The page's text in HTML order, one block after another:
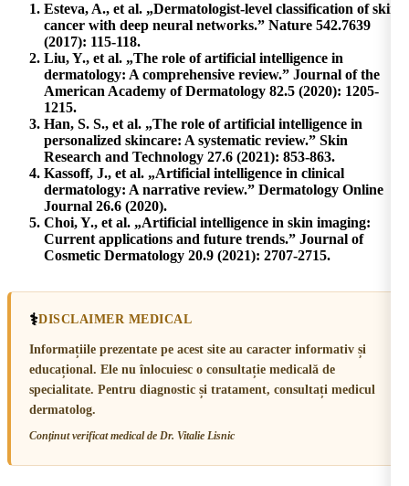
Esteva, A., et al. „Dermatologist-level classification of skin
cancer with deep neural networks.” Nature 542.7639
(2017): 115-118.
Liu, Y., et al. „The role of artificial intelligence in
dermatology: A comprehensive review.” Journal of the
American Academy of Dermatology 82.5 (2020): 1205-
1215.
Han, S. S., et al. „The role of artificial intelligence in
personalized skincare: A systematic review.” Skin
Research and Technology 27.6 (2021): 853-863.
Kassoff, J., et al. „Artificial intelligence in clinical
dermatology: A narrative review.” Dermatology Online
Journal 26.6 (2020).
Choi, Y., et al. „Artificial intelligence in skin imaging:
Current applications and future trends.” Journal of
Cosmetic Dermatology 20.9 (2021): 2707-2715.
⚕️DISCLAIMER MEDICAL
Informațiile prezentate pe acest site au caracter informativ și
educațional. Ele nu înlocuiesc o consultație medicală de
specialitate. Pentru diagnostic și tratament, consultați medicul
dermatolog.
Conținut verificat medical de Dr. Vitalie Lisnic